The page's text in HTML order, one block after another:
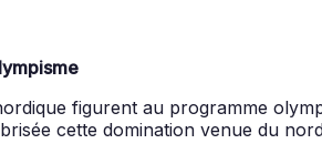
figurent au programme
cette domination venue du